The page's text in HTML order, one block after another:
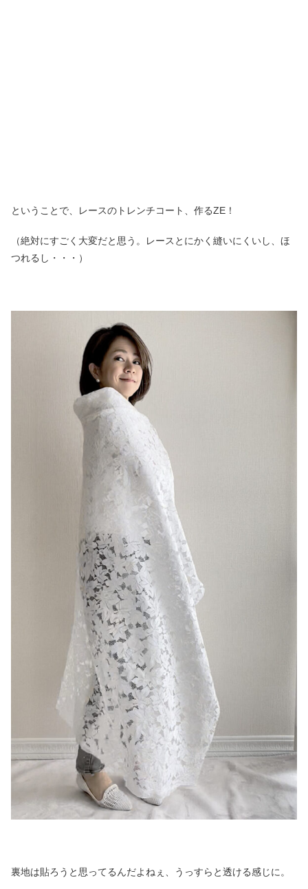
ということで、レースのトレンチコート、作るZE！
（絶対にすごく大変だと思う。レースとにかく縫いにくいし、ほ
つれるし・・・）
裏地は貼ろうと思ってるんだよねぇ、うっすらと透ける感じに。